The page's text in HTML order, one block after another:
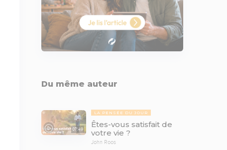
Du même auteur
07:49
LA PENSÉE DU JOUR
Êtes-vous satisfait de
votre vie ?
John Roos